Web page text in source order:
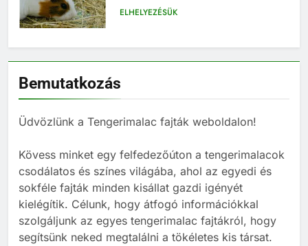
vagy épp unatkozik?
BLOG
7
tartani tengerimalacot – és
hogyan válassz neki megfelelő
társat?
BLOG
Mi kell egy tengerimalacnak?
BLOG
1
Bemutatkozás
Üdvözlünk a Tengerimalac fajták weboldalon!
Kövess minket egy felfedezőúton a tengerimalacok
csodálatos és színes világába, ahol az egyedi és
sokféle fajták minden kisállat gazdi igényét
kielégítik. Célunk, hogy átfogó információkkal
szolgáljunk az egyes tengerimalac fajtákról, hogy
segítsünk neked megtalálni a tökéletes kis társat.